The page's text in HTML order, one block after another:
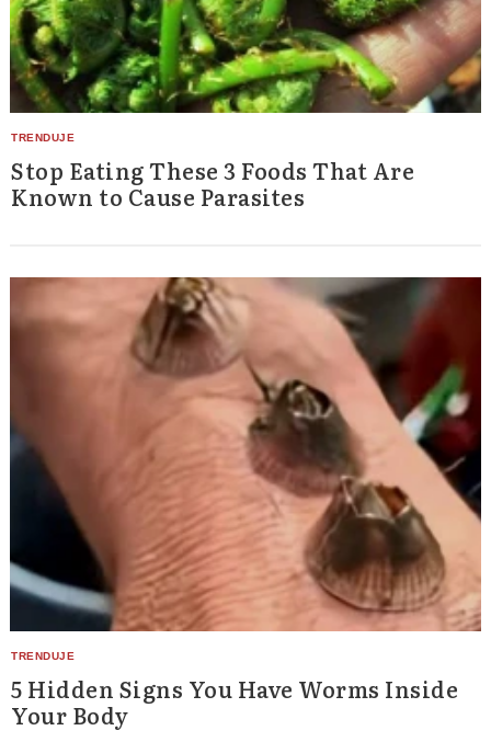
Stop Eating These 3 Foods That Are
Known to Cause Parasites
5 Hidden Signs You Have Worms Inside
Your Body